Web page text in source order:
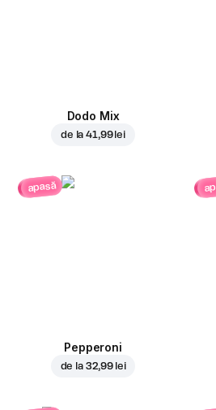
Dodo Mix
de la41,99 lei
apasă
Pepperoni
de la 32,99 lei